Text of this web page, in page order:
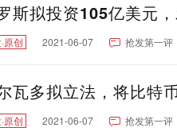
斯拟投资105亿美元
原创 2021-06-07 抢发第一评
瓦多拟立法，将比特
原创 2021-06-07 抢发第一评